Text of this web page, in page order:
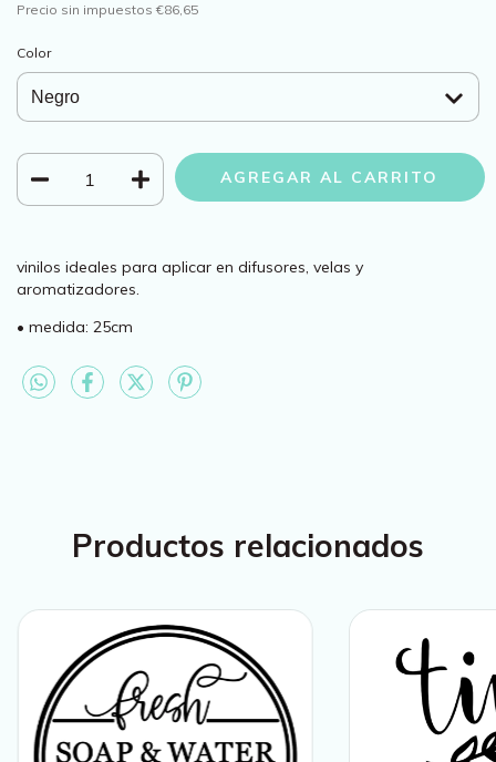
Precio sin impuestos €86,65
Color
vinilos ideales para aplicar en difusores, velas y
aromatizadores.
• medida: 25cm
Productos relacionados